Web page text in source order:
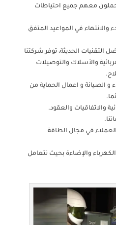
معهم جميع احتياطات
والانتهاء في المواعيد المتفق
الحديثة، توفر شركتنا
والأسلاك والتوصيلات
الصيانة و اعمال الحماية من
والاتفاقيات والعقود.
في مجال الطاقة
والإضاءة بحيث تتعامل